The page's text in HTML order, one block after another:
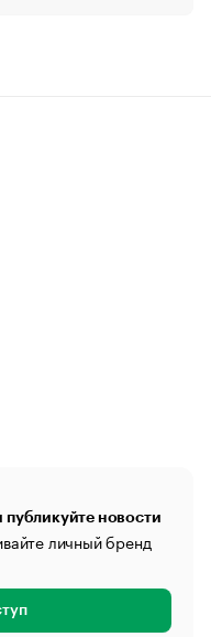
новости
личный бренд